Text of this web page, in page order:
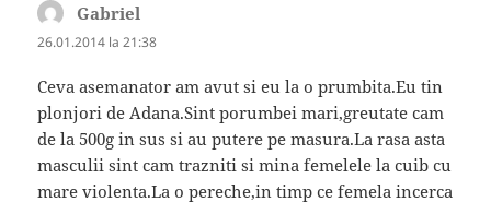
Gabriel
26.01.2014 la 21:38
Ceva asemanator am avut si eu la o prumbita.Eu tin
plonjori de Adana.Sint porumbei mari,greutate cam
de la 500g in sus si au putere pe masura.La rasa asta
masculii sint cam trazniti si mina femelele la cuib cu
mare violenta.La o pereche,in timp ce femela incerca